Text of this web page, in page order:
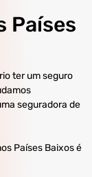
Países
ter um seguro
seguradora de
Países Baixos é